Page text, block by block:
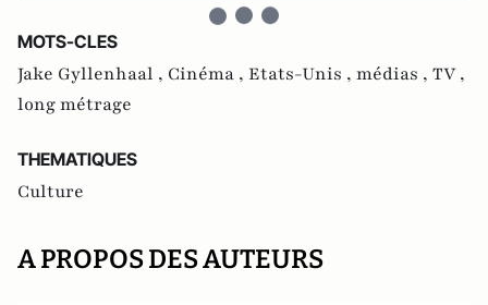
MOTS-CLES
Jake Gyllenhaal , Cinéma , Etats-Unis , médias , TV ,
long métrage
THEMATIQUES
Culture
A PROPOS DES AUTEURS